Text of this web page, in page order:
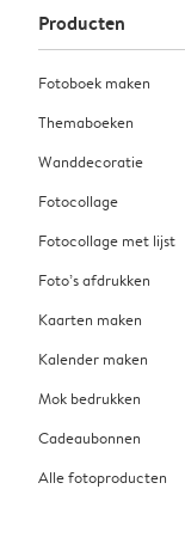
Producten
Fotoboek maken
Themaboeken
Wanddecoratie
Fotocollage
Fotocollage met lijst
Foto’s afdrukken
Kaarten maken
Kalender maken
Mok bedrukken
Cadeaubonnen
Alle fotoproducten